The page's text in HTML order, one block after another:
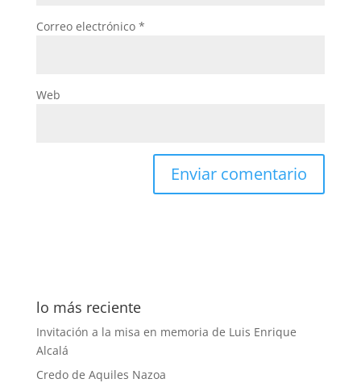
Correo electrónico *
Web
lo más reciente
Invitación a la misa en memoria de Luis Enrique
Alcalá
Credo de Aquiles Nazoa